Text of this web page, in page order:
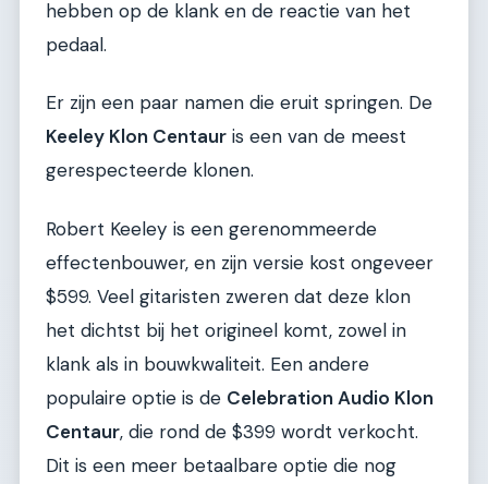
hebben op de klank en de reactie van het
pedaal.
Er zijn een paar namen die eruit springen. De
Keeley Klon Centaur is een van de meest
gerespecteerde klonen.
Robert Keeley is een gerenommeerde
effectenbouwer, en zijn versie kost ongeveer
$599. Veel gitaristen zweren dat deze klon
het dichtst bij het origineel komt, zowel in
klank als in bouwkwaliteit. Een andere
populaire optie is de Celebration Audio Klon
Centaur, die rond de $399 wordt verkocht.
Dit is een meer betaalbare optie die nog